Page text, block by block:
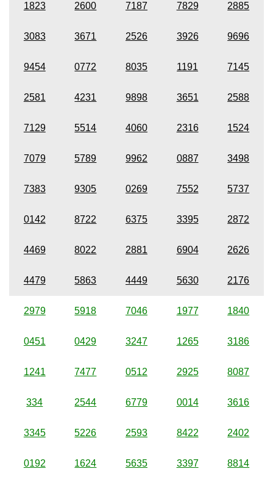
1823 2600 7187 7829 2885
3083 3671 2526 3926 9696
9454 0772 8035 1191 7145
2581 4231 9898 3651 2588
7129 5514 4060 2316 1524
7079 5789 9962 0887 3498
7383 9305 0269 7552 5737
0142 8722 6375 3395 2872
4469 8022 2881 6904 2626
4479 5863 4449 5630 2176
2979 5918 7046 1977 1840
0451 0429 3247 1265 3186
1241 7477 0512 2925 8087
334 2544 6779 0014 3616
3345 5226 2593 8422 2402
0192 1624 5635 3397 8814